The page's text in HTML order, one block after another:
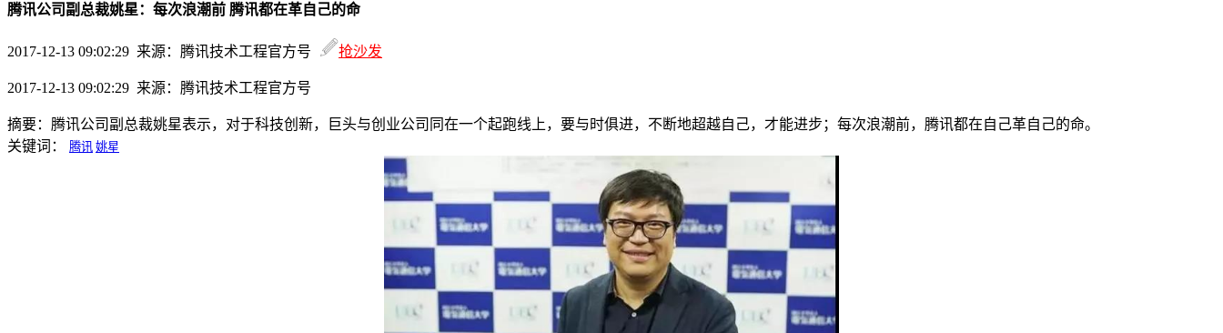
腾讯公司副总裁姚星：每次浪潮前 腾讯都在革自己的命
2017-12-13 09:02:29 来源：腾讯技术工程官方号 抢沙发
2017-12-13 09:02:29 来源：腾讯技术工程官方号
摘要： 腾讯公司副总裁姚星表示，对于科技创新，巨头与创业公司同在一个起跑线上，要与时俱进，不断地超越自己，才能进步；每次浪潮前，腾讯都在自己革自己的命。
关键词：
腾讯 姚星